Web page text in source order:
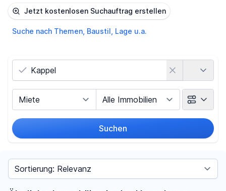
Jetzt kostenlosen Suchauftrag erstellen
Suche nach Themen, Baustil, Lage u.a.
Suchen
Preis
Sortieren nach